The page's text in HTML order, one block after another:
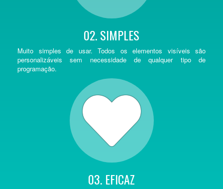
02. SIMPLES
Muito simples de usar. Todos os elementos visíveis são
personalizáveis sem necessidade de qualquer tipo de
programação.
03. EFICAZ